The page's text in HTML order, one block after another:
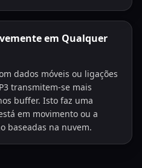
em Qualquer
dados móveis ou ligações
transmitem-se mais
buffer. Isto faz uma
em movimento ou a
baseadas na nuvem.